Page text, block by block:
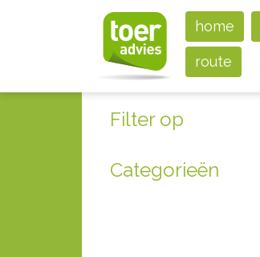
home
route
Filter op
Categorieën